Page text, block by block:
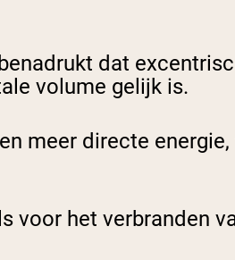
dat
volume gelijk is.
meer directe
voor het verbranden